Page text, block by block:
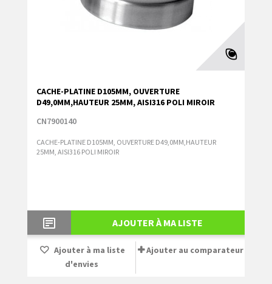
CACHE-PLATINE D105MM, OUVERTURE
D49,0MM,HAUTEUR 25MM, AISI316 POLI MIROIR
CN7900140
CACHE-PLATINE D105MM, OUVERTURE D49,0MM,HAUTEUR
25MM, AISI316 POLI MIROIR
AJOUTER À MA LISTE
Ajouter à ma liste
d'envies
Ajouter au comparateur